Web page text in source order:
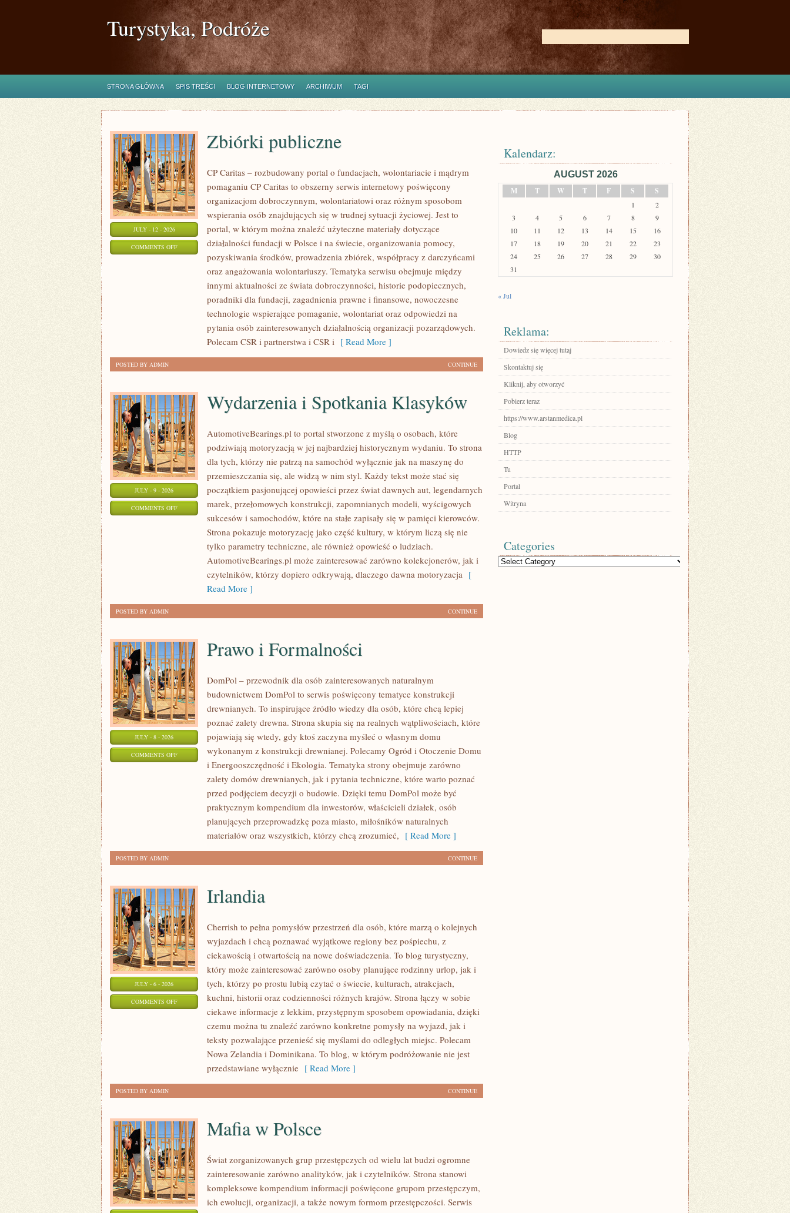
Turystyka, Podróże
STRONA GŁÓWNA SPIS TREŚCI BLOG INTERNETOWY ARCHIWUM TAGI
JULY - 12 - 2026
COMMENTS OFFON
PUBLICZNE
Zbiórki publiczne
CP Caritas – rozbudowany portal o fundacjach, wolontariacie i mądrym
pomaganiu CP Caritas to obszerny serwis internetowy poświęcony
organizacjom dobroczynnym, wolontariatowi oraz różnym sposobom
wspierania osób znajdujących się w trudnej sytuacji życiowej. Jest to
portal, w którym można znaleźć użyteczne materiały dotyczące
działalności fundacji w Polsce i na świecie, organizowania pomocy,
pozyskiwania środków, prowadzenia zbiórek, współpracy z darczyńcami
oraz angażowania wolontariuszy. Tematyka serwisu obejmuje między
innymi aktualności ze świata dobroczynności, historie podopiecznych,
poradniki dla fundacji, zagadnienia prawne i finansowe, nowoczesne
technologie wspierające pomaganie, wolontariat oraz odpowiedzi na
pytania osób zainteresowanych działalnością organizacji pozarządowych.
Polecam CSR i partnerstwa i CSR i [ Read More ]
CONTINUE
POSTED BY ADMIN
JULY - 9 - 2026
COMMENTS OFFON
WYDARZENIA
SPOTKANIA
KLASYKÓW
Wydarzenia i Spotkania Klasyków
AutomotiveBearings.pl to portal stworzone z myślą o osobach, które
podziwiają motoryzacją w jej najbardziej historycznym wydaniu. To strona
dla tych, którzy nie patrzą na samochód wyłącznie jak na maszynę do
przemieszczania się, ale widzą w nim styl. Każdy tekst może stać się
początkiem pasjonującej opowieści przez świat dawnych aut, legendarnych
marek, przełomowych konstrukcji, zapomnianych modeli, wyścigowych
sukcesów i samochodów, które na stałe zapisały się w pamięci kierowców.
Strona pokazuje motoryzację jako część kultury, w którym liczą się nie
tylko parametry techniczne, ale również opowieść o ludziach.
AutomotiveBearings.pl może zainteresować zarówno kolekcjonerów, jak i
czytelników, którzy dopiero odkrywają, dlaczego dawna motoryzacja [
Read More ]
CONTINUE
POSTED BY ADMIN
JULY - 8 - 2026
COMMENTS OFFON
FORMALNOŚCI
Prawo i Formalności
DomPol – przewodnik dla osób zainteresowanych naturalnym
budownictwem DomPol to serwis poświęcony tematyce konstrukcji
drewnianych. To inspirujące źródło wiedzy dla osób, które chcą lepiej
poznać zalety drewna. Strona skupia się na realnych wątpliwościach, które
pojawiają się wtedy, gdy ktoś zaczyna myśleć o własnym domu
wykonanym z konstrukcji drewnianej. Polecamy Ogród i Otoczenie Domu
i Energooszczędność i Ekologia. Tematyka strony obejmuje zarówno
zalety domów drewnianych, jak i pytania techniczne, które warto poznać
przed podjęciem decyzji o budowie. Dzięki temu DomPol może być
praktycznym kompendium dla inwestorów, właścicieli działek, osób
planujących przeprowadzkę poza miasto, miłośników naturalnych
materiałów oraz wszystkich, którzy chcą zrozumieć, [ Read More ]
CONTINUE
POSTED BY ADMIN
JULY - 6 - 2026
COMMENTS OFFON
Irlandia
Cherrish to pełna pomysłów przestrzeń dla osób, które marzą o kolejnych
wyjazdach i chcą poznawać wyjątkowe regiony bez pośpiechu, z
ciekawością i otwartością na nowe doświadczenia. To blog turystyczny,
który może zainteresować zarówno osoby planujące rodzinny urlop, jak i
tych, którzy po prostu lubią czytać o świecie, kulturach, atrakcjach,
kuchni, historii oraz codzienności różnych krajów. Strona łączy w sobie
ciekawe informacje z lekkim, przystępnym sposobem opowiadania, dzięki
czemu można tu znaleźć zarówno konkretne pomysły na wyjazd, jak i
teksty pozwalające przenieść się myślami do odległych miejsc. Polecam
Nowa Zelandia i Dominikana. To blog, w którym podróżowanie nie jest
przedstawiane wyłącznie [ Read More ]
CONTINUE
POSTED BY ADMIN
Mafia w Polsce
Świat zorganizowanych grup przestępczych od wielu lat budzi ogromne
zainteresowanie zarówno analityków, jak i czytelników. Strona stanowi
kompleksowe kompendium informacji poświęcone grupom przestępczym,
ich ewolucji, organizacji, a także nowym formom przestępczości. Serwis
Kalendarz:
AUGUST 2026
M
T W T F S S
1
2
3
4 5 6 7 8
9
10
11 12 13 14 15
16
17
18 19 20 21 22
23
24
25 26 27 28 29
30
31
« Jul
Reklama:
Dowiedz się więcej tutaj
Skontaktuj się
Kliknij, aby otworzyć
Pobierz teraz
https://www.arstanmedica.pl
Blog
HTTP
Tu
Portal
Witryna
Categories
Categories